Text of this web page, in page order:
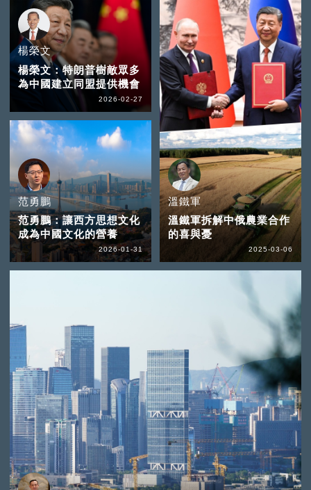
楊榮文
楊榮文：特朗普樹敵眾多
為中國建立同盟提供機會
2026-02-27
范勇鵬
范勇鵬：讓西方思想文化
成為中國文化的營養
2026-01-31
溫鐵軍
溫鐵軍拆解中俄農業合作
的喜與憂
2025-03-06